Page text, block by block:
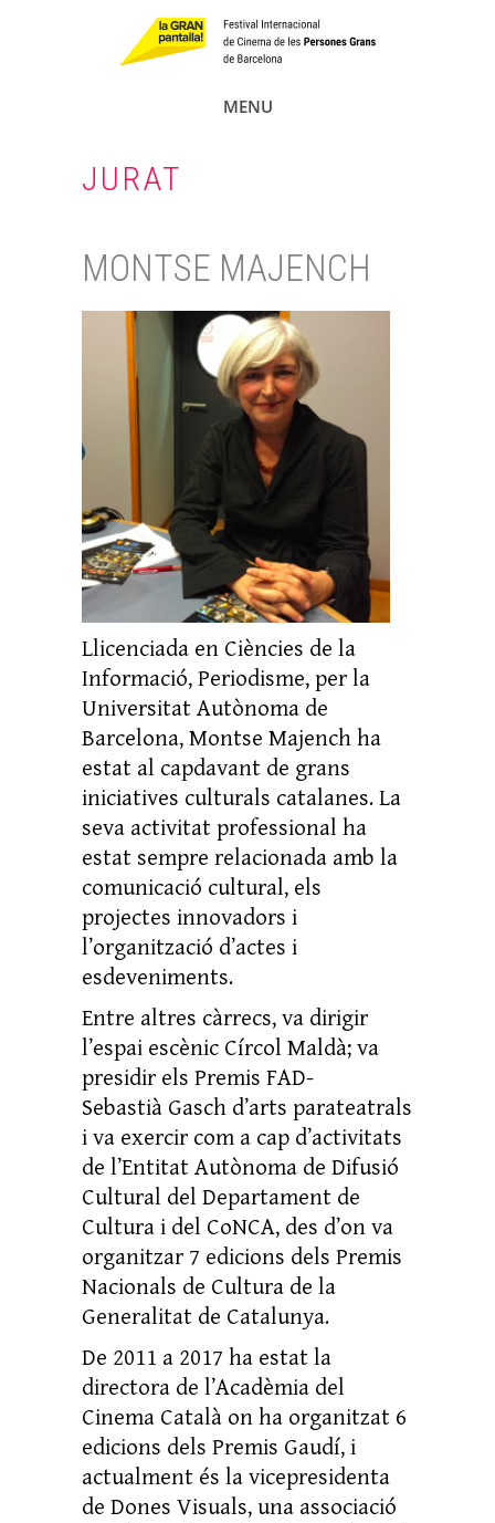
MENU
JURAT
MONTSE MAJENCH
Llicenciada en Ciències de la
Informació, Periodisme, per la
Universitat Autònoma de
Barcelona, Montse Majench ha
estat al capdavant de grans
iniciatives culturals catalanes. La
seva activitat professional ha
estat sempre relacionada amb la
comunicació cultural, els
projectes innovadors i
l’organització d’actes i
esdeveniments.
Entre altres càrrecs, va dirigir
l’espai escènic Círcol Maldà; va
presidir els Premis FAD-
Sebastià Gasch d’arts parateatrals
i va exercir com a cap d’activitats
de l’Entitat Autònoma de Difusió
Cultural del Departament de
Cultura i del CoNCA, des d’on va
organitzar 7 edicions dels Premis
Nacionals de Cultura de la
Generalitat de Catalunya.
De 2011 a 2017 ha estat la
directora de l’Acadèmia del
Cinema Català on ha organitzat 6
edicions dels Premis Gaudí, i
actualment és la vicepresidenta
de Dones Visuals, una associació